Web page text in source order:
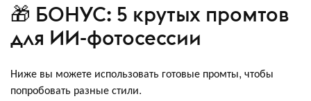
🎁 БОНУС: 5 крутых промтов
для ИИ-фотосессии
Ниже вы можете использовать готовые промты, чтобы
попробовать разные стили.